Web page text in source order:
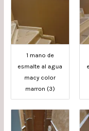
1 mano de
esmalte al agua
macy color
marron (3)